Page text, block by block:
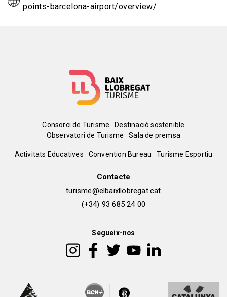
points-barcelona-airport/overview/
Menú
del
Consorci de Turisme
Destinació sostenible
Observatori de Turisme
Sala de premsa
Peu
Activitats Educatives Convention Bureau Turisme Esportiu
Contacte
turisme@elbaixllobregat.cat
(+34) 93 685 24 00
Segueix-nos